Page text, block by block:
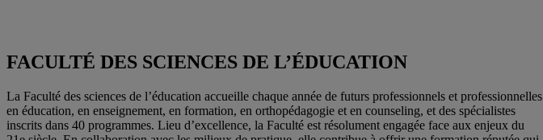
FACULTÉ DES SCIENCES DE L’ÉDUCATION
La Faculté des sciences de l’éducation accueille chaque année de futurs professionnels et professionnelles
en éducation, en enseignement, en formation, en orthopédagogie et en counseling, et des spécialistes
inscrits dans 40 programmes. Lieu d’excellence, la Faculté est résolument engagée face aux enjeux du